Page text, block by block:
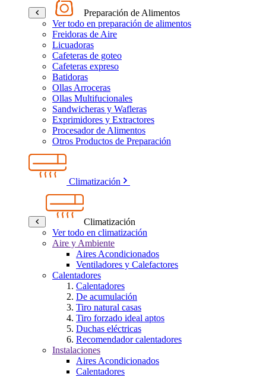
Preparación de Alimentos
Ver todo en preparación de alimentos
Freidoras de Aire
Licuadoras
Cafeteras de goteo
Cafeteras expreso
Batidoras
Ollas Arroceras
Ollas Multifucionales
Sandwicheras y Wafleras
Exprimidores y Extractores
Procesador de Alimentos
Otros Productos de Preparación
Climatización
Climatización
Ver todo en climatización
Aire y Ambiente
Aires Acondicionados
Ventiladores y Calefactores
Calentadores
Calentadores
De acumulación
Tiro natural casas
Tiro forzado ideal aptos
Duchas eléctricas
Recomendador calentadores
Instalaciones
Aires Acondicionados
Calentadores